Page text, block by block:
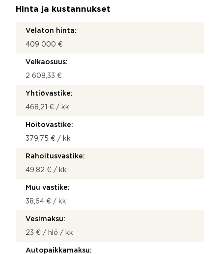
Hinta ja kustannukset
Velaton hinta:
409 000 €
Velkaosuus:
2 608,33 €
Yhtiövastike:
468,21 € / kk
Hoitovastike:
379,75 € / kk
Rahoitusvastike:
49,82 € / kk
Muu vastike:
38,64 € / kk
Vesimaksu:
23 € / hlö / kk
Autopaikkamaksu: